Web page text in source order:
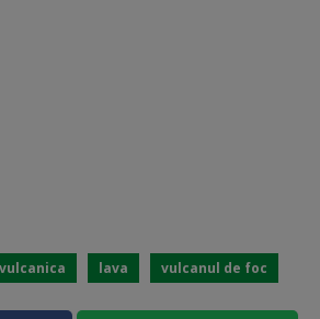
lava vulcanul de foc